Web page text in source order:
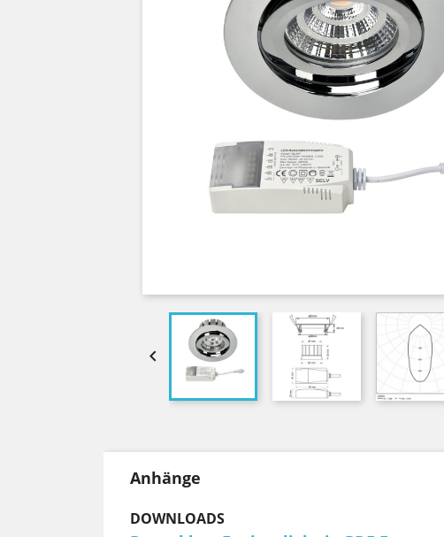

Anhänge
DOWNLOADS